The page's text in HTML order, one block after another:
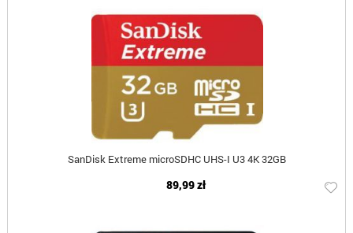
SanDisk Extreme microSDHC UHS-I U3 4K 32GB
89,99 zł